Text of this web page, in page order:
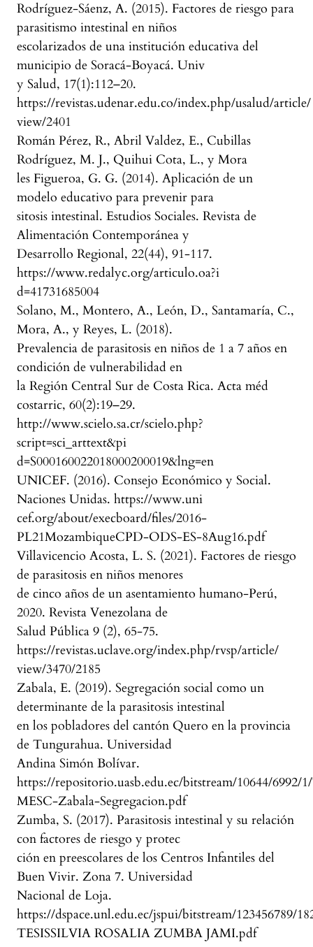
Rodríguez-Sáenz, A. (2015). Factores de riesgo para
parasitismo intestinal en niños
escolarizados de una institución educativa del
municipio de Soracá-Boyacá. Univ
y Salud, 17(1):112–20.
https://revistas.udenar.edu.co/index.php/usalud/article/
view/2401
Román Pérez, R., Abril Valdez, E., Cubillas
Rodríguez, M. J., Quihui Cota, L., y Mora
les Figueroa, G. G. (2014). Aplicación de un
modelo educativo para prevenir para
sitosis intestinal. Estudios Sociales. Revista de
Alimentación Contemporánea y
Desarrollo Regional, 22(44), 91-117.
https://www.redalyc.org/articulo.oa?i
d=41731685004
Solano, M., Montero, A., León, D., Santamaría, C.,
Mora, A., y Reyes, L. (2018).
Prevalencia de parasitosis en niños de 1 a 7 años en
condición de vulnerabilidad en
la Región Central Sur de Costa Rica. Acta méd
costarric, 60(2):19–29.
http://www.scielo.sa.cr/scielo.php?
script=sci_arttext&pi
d=S000160022018000200019&lng=en
UNICEF. (2016). Consejo Económico y Social.
Naciones Unidas. https://www.uni
cef.org/about/execboard/files/2016-
PL21MozambiqueCPD-ODS-ES-8Aug16.pdf
Villavicencio Acosta, L. S. (2021). Factores de riesgo
de parasitosis en niños menores
de cinco años de un asentamiento humano-Perú,
2020. Revista Venezolana de
Salud Pública 9 (2), 65-75.
https://revistas.uclave.org/index.php/rvsp/article/
view/3470/2185
Zabala, E. (2019). Segregación social como un
determinante de la parasitosis intestinal
en los pobladores del cantón Quero en la provincia
de Tungurahua. Universidad
Andina Simón Bolívar.
https://repositorio.uasb.edu.ec/bitstream/10644/6992/
MESC-Zabala-Segregacion.pdf
Zumba, S. (2017). Parasitosis intestinal y su relación
con factores de riesgo y protec
ción en preescolares de los Centros Infantiles del
Buen Vivir. Zona 7. Universidad
Nacional de Loja.
https://dspace.unl.edu.ec/jspui/bitstream/123456789/
TESISSILVIA ROSALIA ZUMBA JAMI.pdf